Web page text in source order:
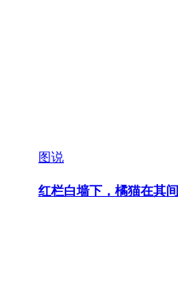
图说
红栏白墙下，橘猫在其间